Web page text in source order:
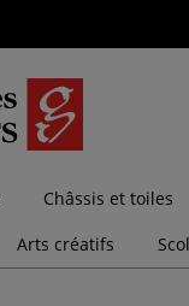
Châssis et toiles
Arts créatifs